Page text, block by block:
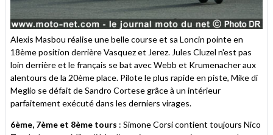
Alexis Masbou réalise une belle course et sa Loncin pointe en
18ème position derrière Vasquez et Jerez. Jules Cluzel n'est pas
loin derrière et le français se bat avec Webb et Krumenacher aux
alentours de la 20ème place. Pilote le plus rapide en piste, Mike di
Meglio se défait de Sandro Cortese grâce à un intérieur
parfaitement exécuté dans les derniers virages.
6ème, 7ème et 8ème tours : Simone Corsi contient toujours Nico